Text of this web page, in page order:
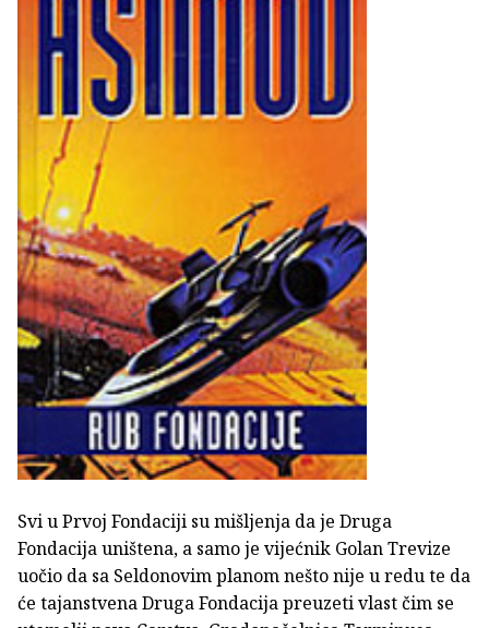
Svi u Prvoj Fondaciji su mišljenja da je Druga
Fondacija uništena, a samo je vijećnik Golan Trevize
uočio da sa Seldonovim planom nešto nije u redu te da
će tajanstvena Druga Fondacija preuzeti vlast čim se